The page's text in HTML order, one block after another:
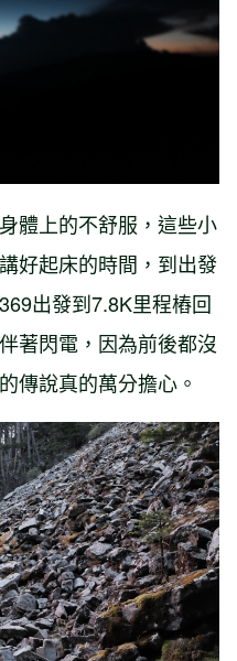
體上的不舒服，這些小
好起床的時間，到出發
出發到7.8K里程樁回
著閃電，因為前後都沒
傳說真的萬分擔心。